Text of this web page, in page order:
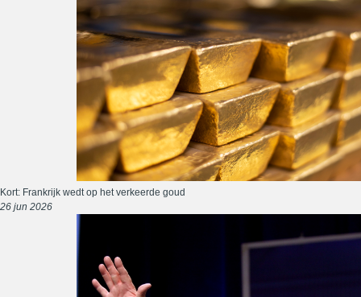
Kort: Frankrijk wedt op het verkeerde goud
26 jun 2026